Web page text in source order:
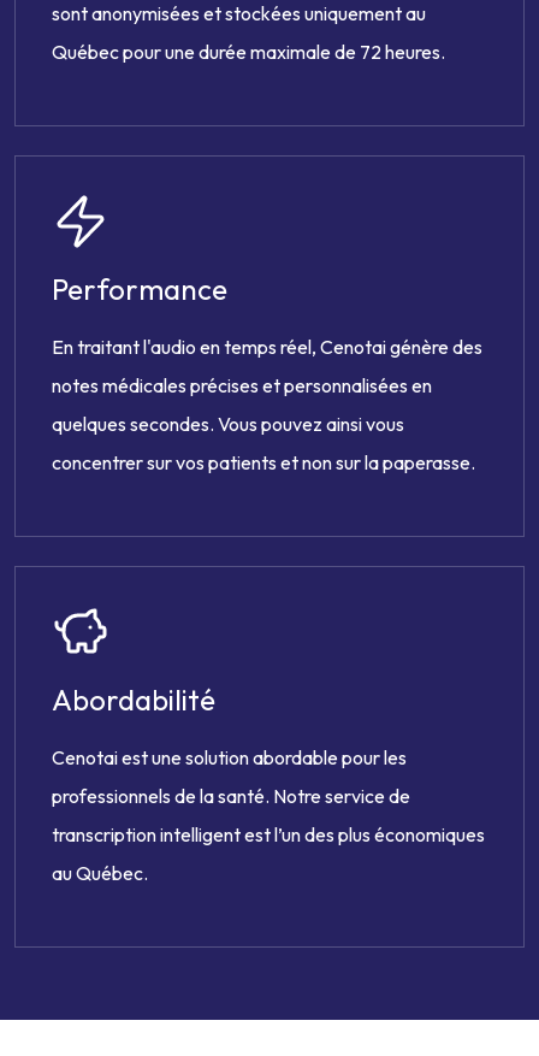
sont anonymisées et stockées uniquement au
Québec pour une durée maximale de 72 heures.
Performance
En traitant l'audio en temps réel, Cenotai génère des
notes médicales précises et personnalisées en
quelques secondes. Vous pouvez ainsi vous
concentrer sur vos patients et non sur la paperasse.
Abordabilité
Cenotai est une solution abordable pour les
professionnels de la santé. Notre service de
transcription intelligent est l’un des plus économiques
au Québec.